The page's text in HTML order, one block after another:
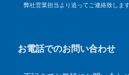
弊社営業担当より追ってご連絡致します
お電話でのお問い合わせ